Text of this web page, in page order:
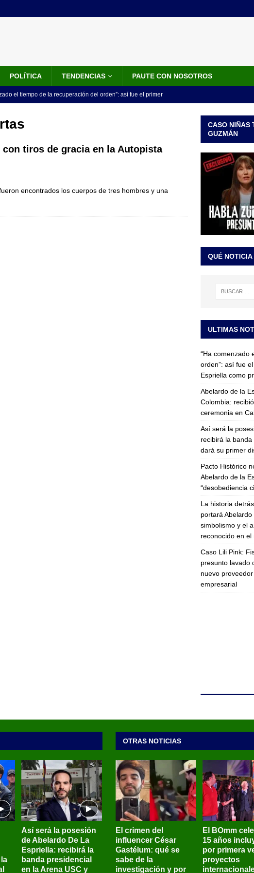
POLÍTICA TENDENCIAS PAUTE CON NOSOTROS
el tiempo de la recuperación del orden”: así fue el primer
la Espriella ya es presidente de Colombia: recibió la banda
LO ÚLTIMO
en el Cantón Pichincha
no asistirá a la posesión de Abelardo de la Espriella y llama a
tiros de gracia en la Autopista
encontrados los cuerpos de tres hombres y una
CASO NIÑAS
GUZMÁN
QUÉ
ULTIMAS
“Ha comenzado
orden”: así fue
Espriella como
Abelardo de la
Colombia:
ceremonia en
Así será la
recibirá la
dará su primer
Pacto Histórico
Abelardo de la
“desobediencia
La historia
portará Abelardo
simbolismo y el
reconocido en el
Caso Lili Pink:
presunto lavado
nuevo
empresarial
Así será la posesión
de Abelardo De La
Espriella: recibirá la
banda presidencial
en la Arena USC y
OTRAS NOTICIAS
El crimen del
influencer César
Gastélum: qué se
sabe de la
investigación y por
El BOmm
15 años
por primera
proyectos